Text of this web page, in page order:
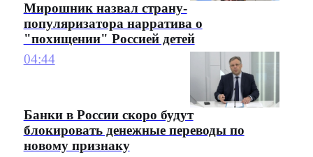
Мирошник назвал страну-
популяризатора нарратива о
"похищении" Россией детей
04:44
Банки в России скоро будут
блокировать денежные переводы по
новому признаку